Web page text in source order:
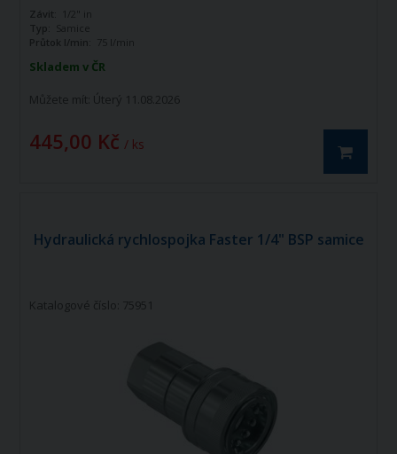
Skladem v ČR
Můžete mít: Úterý 11.08.2026
445,00 Kč / ks
Závit:
1/2" in
Typ:
Samice
Průtok l/min:
75 l/min
Hydraulická rychlospojka Faster 1/4" BSP samice
Katalogové číslo: 75951